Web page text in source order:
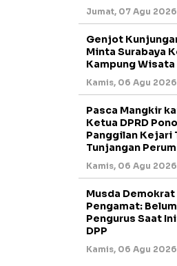
Jumat, 07 Agu
Genjot
Minta Surabaya
Kampung
Kamis, 06 Agu 2026
Pasca Mangkir
Ketua DPRD
Panggilan Kejari
Tunjangan
Kamis, 06 Agu
Musda
Pengamat:
Pengurus Saat
DPP
Kamis, 06 Agu 2026